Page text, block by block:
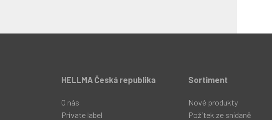
HELLMA Česká republika
O nás
Private label
Sortiment
Nové produkty
Požitek ze snídaně